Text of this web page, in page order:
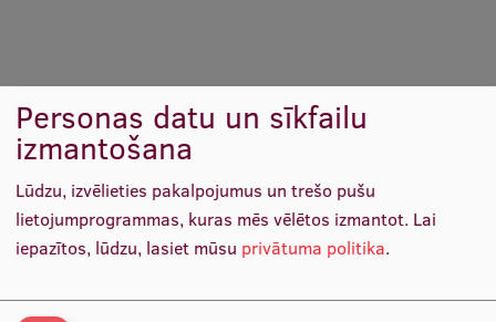
Struktūra
Vēsture un tradīcijas
Identitāte
RSU fonds
Lekt. p. i. Jānis Bernāts
Docētājs
Lekt. Kristīne Blumfelde-
Docētāja, Pētnieka p. i.,
Personas datu un sīkfailu
izmantošana
Lūdzu, izvēlieties pakalpojumus un trešo pušu
lietojumprogrammas, kuras mēs vēlētos izmantot. Lai
iepazītos, lūdzu, lasiet mūsu privātuma politika.